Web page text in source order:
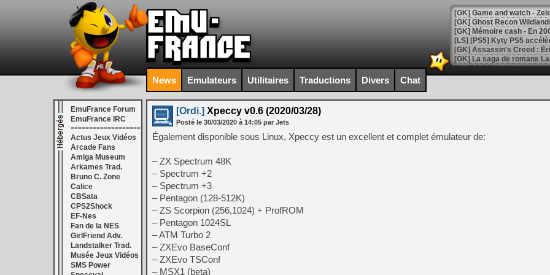
[Mo5] DOOM arrive en
[GK] Bethesda fête les 30
[GK] Roblox : l'action en
[GK] Agenda - GeForce
[GK] Devolver Digital en a
[LS] [PS5] ps5-y2jb-
[GK] Pourquoi Marvel
[GK] Test : Restory : Chill
[GK] GTA 6 : Rockstar
[GK] Hot Wheels Infinite
[GK] Mémoire cash -
[GK] Résultats Nintendo :
[GK] Déjà des
[Mo5] Brickboy cherche à
[GK] Minecraft et ses «
News Emulateurs Utilitaires Traductions Divers Chat
EmuFrance Forum
EmuFrance IRC
===================
Actus Jeux Vidéos
Arcade Fans
Amiga Museum
Arkames Trad.
Bruno C. Zone
Calice
CBSata
CPS2Shock
EF-Nes
Fan de la NES
GirlFriend Adv.
Landstalker Trad.
Musée Jeux Vidéos
SMS Power
[Ordi.] Xpeccy v0.6 (2020/03/28)
Posté le 30/03/2020 à 14:05 par Jets
Également disponible sous Linux, Xpeccy est un excellent et complet émulateur de:
– ZX Spectrum 48K
– Spectrum +2
– Spectrum +3
– Pentagon (128-512K)
– ZS Scorpion (256,1024) + ProfROM
– Pentagon 1024SL
– ATM Turbo 2
– ZXEvo BaseConf
– ZXEvo TSConf
– MSX1 (beta)